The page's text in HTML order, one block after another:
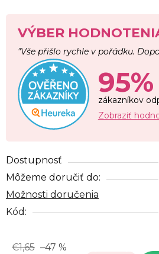
VÝBER
"Vše přišlo rychle v pořádku.
95%
zákazníkov
Zobraziť
Dostupnosť
Môžeme doručiť do:
Možnosti doručenia
Kód:
€1,65 –47 %